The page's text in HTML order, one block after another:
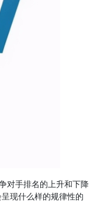
对手排名的上升和下降
现什么样的规律性的